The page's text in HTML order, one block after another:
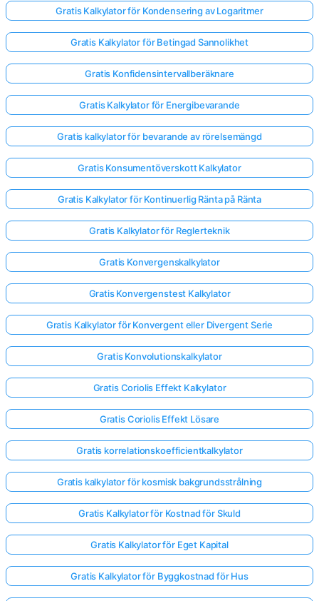
Gratis Kalkylator för Kondensering av Logaritmer
Gratis Kalkylator för Betingad Sannolikhet
Gratis Konfidensintervallberäknare
Gratis Kalkylator för Energibevarande
Gratis kalkylator för bevarande av rörelsemängd
Gratis Konsumentöverskott Kalkylator
Gratis Kalkylator för Kontinuerlig Ränta på Ränta
Gratis Kalkylator för Reglerteknik
Gratis Konvergenskalkylator
Gratis Konvergenstest Kalkylator
Gratis Kalkylator för Konvergent eller Divergent Serie
Gratis Konvolutionskalkylator
Gratis Coriolis Effekt Kalkylator
Gratis Coriolis Effekt Lösare
Gratis korrelationskoefficientkalkylator
Gratis kalkylator för kosmisk bakgrundsstrålning
Gratis Kalkylator för Kostnad för Skuld
Gratis Kalkylator för Eget Kapital
Gratis Kalkylator för Byggkostnad för Hus